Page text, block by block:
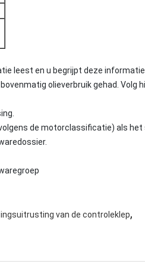
leest en u begrijpt deze
olieverbruik gehad. Volg
de motorclassificatie) als
van de controleklep,